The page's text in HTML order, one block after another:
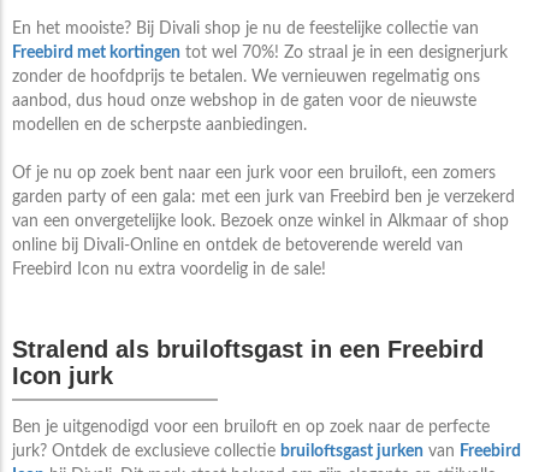
En het mooiste? Bij Divali shop je nu de feestelijke collectie van
Freebird met kortingen tot wel 70%! Zo straal je in een designerjurk
zonder de hoofdprijs te betalen. We vernieuwen regelmatig ons
aanbod, dus houd onze webshop in de gaten voor de nieuwste
modellen en de scherpste aanbiedingen.
Of je nu op zoek bent naar een jurk voor een bruiloft, een zomers
garden party of een gala: met een jurk van Freebird ben je verzekerd
van een onvergetelijke look. Bezoek onze winkel in Alkmaar of shop
online bij Divali-Online en ontdek de betoverende wereld van
Freebird Icon nu extra voordelig in de sale!
Stralend als bruiloftsgast in een Freebird
Icon jurk
Ben je uitgenodigd voor een bruiloft en op zoek naar de perfecte
jurk? Ontdek de exclusieve collectie bruiloftsgast jurken van Freebird